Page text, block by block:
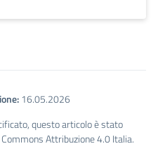
16.05.2026
questo articolo è stato
Attribuzione 4.0 Italia.